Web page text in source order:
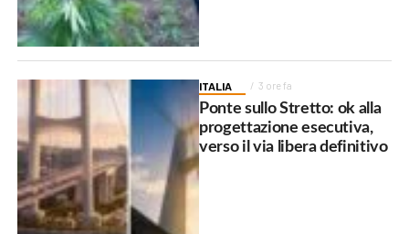
ITALIA 3 ore fa
Ponte sullo Stretto: ok alla
progettazione esecutiva,
verso il via libera definitivo